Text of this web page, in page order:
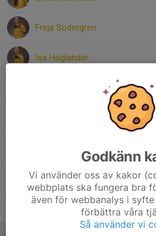
Freja Södergren
Isa Höglander
Vilda Fransson
Wilma Isarve
Godkänn
Vi använder oss av kakor
webbplats ska fungera bra
även för webbanalys i
förbättra våra
Så använder vi